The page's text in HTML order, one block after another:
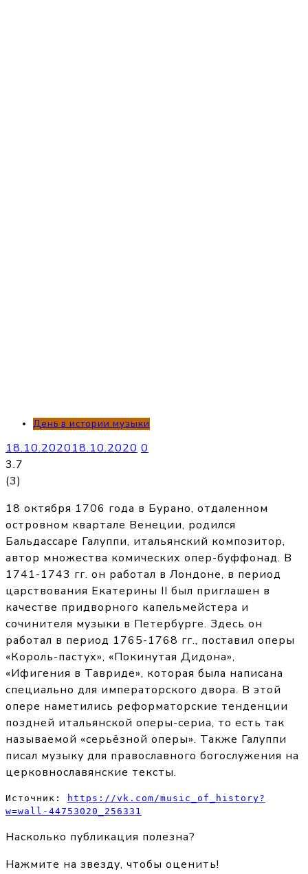
День в истории музыки
18.10.202018.10.2020 0
3.7
(3)
18 октября 1706 года в Бурано, отдаленном
островном квартале Венеции, родился
Бальдассаре Галуппи, итальянский композитор,
автор множества комических опер-буффонад. В
1741-1743 гг. он работал в Лондоне, в период
царствования Екатерины II был приглашен в
качестве придворного капельмейстера и
сочинителя музыки в Петербурге. Здесь он
работал в период 1765-1768 гг., поставил оперы
«Король-пастух», «Покинутая Дидона»,
«Ифигения в Тавриде», которая была написана
специально для императорского двора. В этой
опере наметились реформаторские тенденции
поздней итальянской оперы-сериа, то есть так
называемой «серьёзной оперы». Также Галуппи
писал музыку для православного богослужения на
церковнославянские тексты.
Источник:
https://vk.com/music_of_history?
w=wall-44753020_256331
Насколько публикация полезна?
Нажмите на звезду, чтобы оценить!